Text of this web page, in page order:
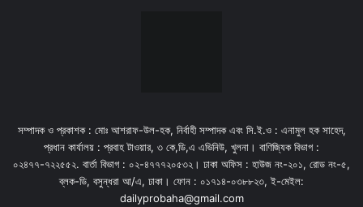
সম্পাদক ও প্রকাশক : মোঃ আশরাফ-উল-হক, নির্বাহী সম্পাদক এবং সি.ই.ও : এনামুল হক সাহেদ,
প্রধান কার্যালয় : প্রবাহ টাওয়ার, ৩ কে,ডি,এ এভিনিউ, খুলনা। বাণিজ্যিক বিভাগ :
০২৪৭৭-৭২২৫৫২. বার্তা বিভাগ : ০২-৪৭৭৭২০৫৩২। ঢাকা অফিস : হাউজ নং-২০১, রোড নং-৫,
ব্লক-ডি, বসুন্ধরা আ/এ, ঢাকা। ফোন : ০১৭১৪-০৩৮৮২৩, ই-মেইল:
dailyprobaha@gmail.com